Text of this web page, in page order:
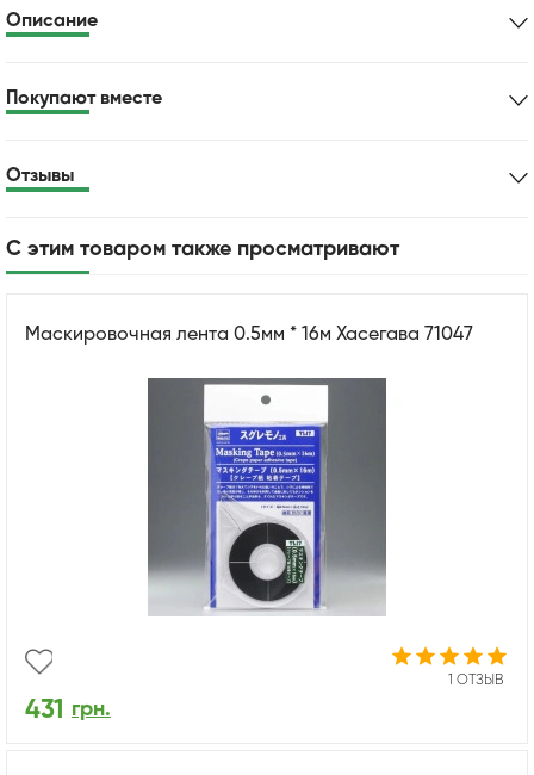
Описание
Покупают вместе
Отзывы
С этим товаром также просматривают
Маскировочная лента 0.5мм * 16м Хасегава 71047
1 ОТЗЫВ
431 грн.